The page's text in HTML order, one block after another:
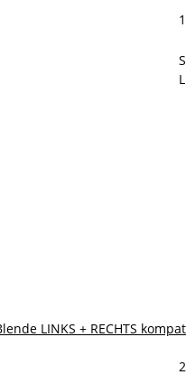
LINKS + RECHTS